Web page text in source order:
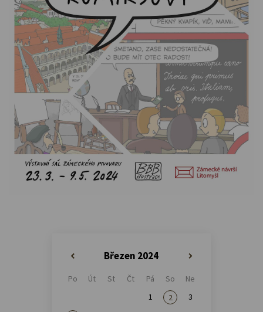
Březen 2024
Po Út St Čt Pá So
Ne
1
2
3